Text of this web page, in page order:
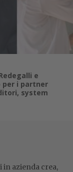
e
per i partner
system
in azienda crea,